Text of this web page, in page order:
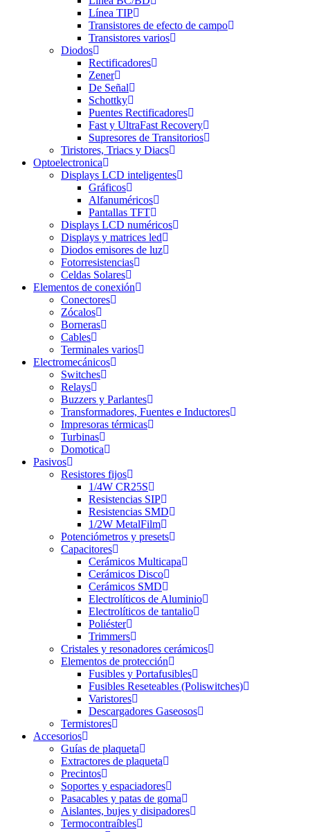
Línea TIP
Transistores de efecto de campo
Transistores varios
Diodos
Rectificadores
Zener
De Señal
Schottky
Puentes Rectificadores
Fast y UltraFast Recovery
Supresores de Transitorios
Tiristores, Triacs y Diacs
Optoelectronica
Displays LCD inteligentes
Gráficos
Alfanuméricos
Pantallas TFT
Displays LCD numéricos
Displays y matrices led
Diodos emisores de luz
Fotorresistencias
Celdas Solares
Elementos de conexión
Conectores
Zócalos
Borneras
Cables
Terminales varios
Electromecánicos
Switches
Relays
Buzzers y Parlantes
Transformadores, Fuentes e Inductores
Impresoras térmicas
Turbinas
Domotica
Pasivos
Resistores fijos
1/4W CR25S
Resistencias SIP
Resistencias SMD
1/2W MetalFilm
Potenciómetros y presets
Capacitores
Cerámicos Multicapa
Cerámicos Disco
Cerámicos SMD
Electrolíticos de Aluminio
Electrolíticos de tantalio
Poliéster
Trimmers
Cristales y resonadores cerámicos
Elementos de protección
Fusibles y Portafusibles
Fusibles Reseteables (Poliswitches)
Varistores
Descargadores Gaseosos
Termistores
Accesorios
Guías de plaqueta
Extractores de plaqueta
Precintos
Soportes y espaciadores
Pasacables y patas de goma
Aislantes, bujes y disipadores
Termocontraíbles